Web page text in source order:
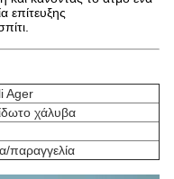
επίτευξης
Ager
χάλυβα
παραγγελία